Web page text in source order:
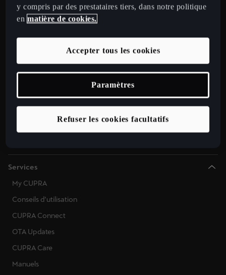
Véhicules en stock
Offres spéciales
Modèles Spéciaux
Cupra Approved Occasion
Mobilité électrique
Services
My CUPRA
Conseils d’utilisation
CUPRA Connect
OTA Updates
CUPRA Care
Manuels
y compris par des prestataires tiers, dans notre politique
en matière de cookies.
Refuser les cookies facultatifs
Accepter tous les cookies
Paramètres